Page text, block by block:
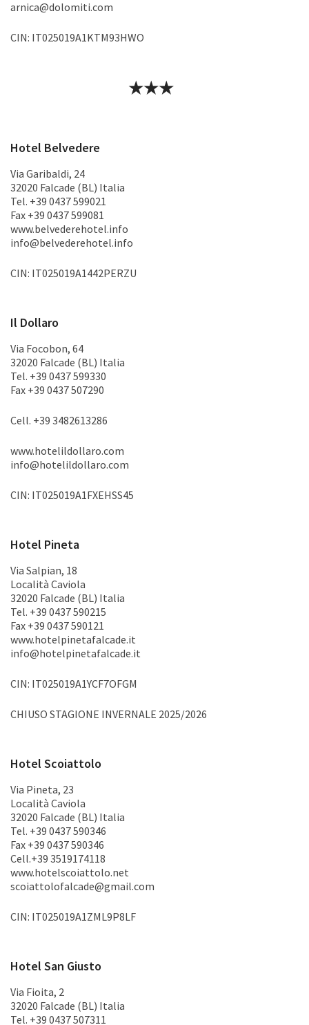
arnica@dolomiti.com
CIN: IT025019A1KTM93HWO
★★★
Hotel Belvedere
Via Garibaldi, 24
32020 Falcade (BL) Italia
Tel. +39 0437 599021
Fax +39 0437 599081
www.belvederehotel.info
info@belvederehotel.info
CIN: IT025019A1442PERZU
Il Dollaro
Via Focobon, 64
32020 Falcade (BL) Italia
Tel. +39 0437 599330
Fax +39 0437 507290
Cell. +39 3482613286
www.hotelildollaro.com
info@hotelildollaro.com
CIN: IT025019A1FXEHSS45
Hotel Pineta
Via Salpian, 18
Località Caviola
32020 Falcade (BL) Italia
Tel. +39 0437 590215
Fax +39 0437 590121
www.hotelpinetafalcade.it
info@hotelpinetafalcade.it
CIN: IT025019A1YCF7OFGM
CHIUSO STAGIONE INVERNALE 2025/2026
Hotel Scoiattolo
Via Pineta, 23
Località Caviola
32020 Falcade (BL) Italia
Tel. +39 0437 590346
Fax +39 0437 590346
Cell.+39 3519174118
www.hotelscoiattolo.net
scoiattolofalcade@gmail.com
CIN: IT025019A1ZML9P8LF
Hotel San Giusto
Via Fioita, 2
32020 Falcade (BL) Italia
Tel. +39 0437 507311